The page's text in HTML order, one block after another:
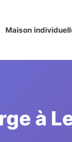
Maison
à